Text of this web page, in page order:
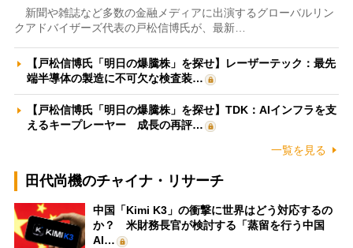
新聞や雑誌など多数の金融メディアに出演するグローバルリン
クアドバイザーズ代表の戸松信博氏が、最新…
【戸松信博氏「明日の爆騰株」を探せ】レーザーテック：最先
端半導体の製造に不可欠な検査装…
【戸松信博氏「明日の爆騰株」を探せ】TDK：AIインフラを支
えるキープレーヤー 成長の再評…
一覧を見る
田代尚機のチャイナ・リサーチ
中国「Kimi K3」の衝撃に世界はどう対応するの
か？ 米財務長官が検討する「蒸留を行う中国
AI…